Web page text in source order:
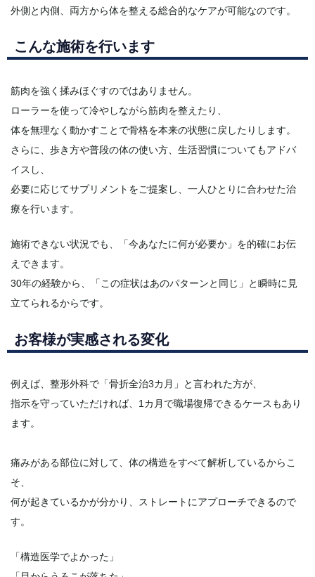
外側と内側、両方から体を整える総合的なケアが可能なのです。
こんな施術を行います
筋肉を強く揉みほぐすのではありません。
ローラーを使って冷やしながら筋肉を整えたり、
体を無理なく動かすことで骨格を本来の状態に戻したりします。
さらに、歩き方や普段の体の使い方、生活習慣についてもアドバ
イスし、
必要に応じてサプリメントをご提案し、一人ひとりに合わせた治
療を行います。
施術できない状況でも、「今あなたに何が必要か」を的確にお伝
えできます。
30年の経験から、「この症状はあのパターンと同じ」と瞬時に見
立てられるからです。
お客様が実感される変化
例えば、整形外科で「骨折全治3カ月」と言われた方が、
指示を守っていただければ、1カ月で職場復帰できるケースもあり
ます。
痛みがある部位に対して、体の構造をすべて解析しているからこ
そ、
何が起きているかが分かり、ストレートにアプローチできるので
す。
「構造医学でよかった」